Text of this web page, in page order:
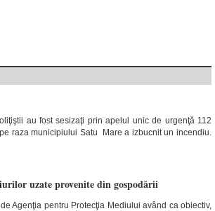
au fost sesizaţi prin apelul unic de urgenţă 112
raza municipiului Satu Mare a izbucnit un incendiu.
uzate provenite din gospodării
Agenţia pentru Protecţia Mediului având ca obiectiv,